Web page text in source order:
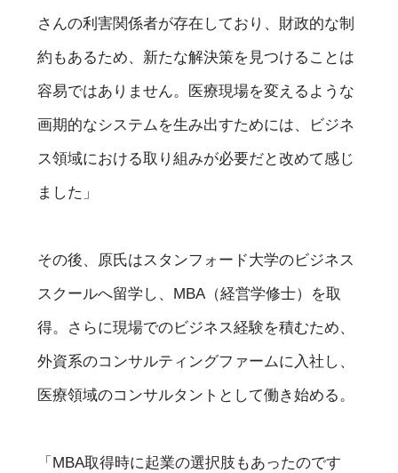
さんの利害関係者が存在しており、財政的な制
約もあるため、新たな解決策を見つけることは
容易ではありません。医療現場を変えるような
画期的なシステムを生み出すためには、ビジネ
ス領域における取り組みが必要だと改めて感じ
ました」
その後、原氏はスタンフォード大学のビジネス
スクールへ留学し、MBA（経営学修士）を取
得。さらに現場でのビジネス経験を積むため、
外資系のコンサルティングファームに入社し、
医療領域のコンサルタントとして働き始める。
「MBA取得時に起業の選択肢もあったのです